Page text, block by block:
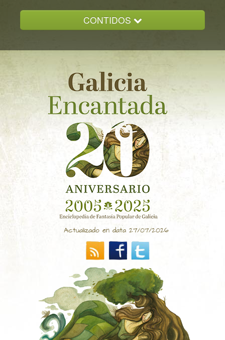
CONTIDOS
GALICIA ENCANTADA
DOCUMENTACION
NOVAS
CONTACTO
Actualizado en data 27/07/2026